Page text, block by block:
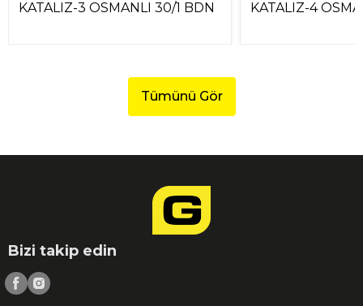
KATALIZ-3 OSMANLI 30/1 BDN KATALIZ-4
Tümünü Gör
Bizi takip edin